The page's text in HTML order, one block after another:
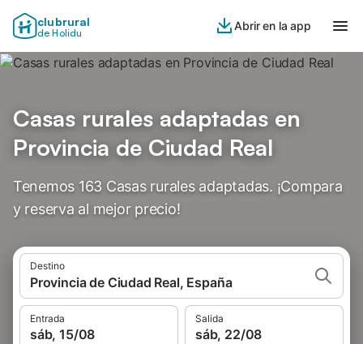
clubrural
de Holidu
Abrir en la app
Casas rurales adaptadas en
Provincia de Ciudad Real
Tenemos 163 Casas rurales adaptadas. ¡Compara
y reserva al mejor precio!
Destino
Provincia de Ciudad Real, España
Entrada
sáb, 15/08
Salida
sáb, 22/08